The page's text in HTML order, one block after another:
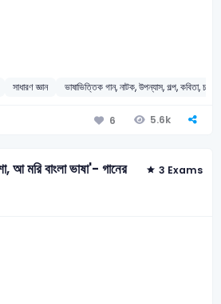
সাধারণ জ্ঞান ভাষাভিত্তিক গান, নাটক, উপন্যাস, গল্প, কবিতা,
6 5.6k
আ মরি বাংলা ভাষা'- গানের
3 Exams